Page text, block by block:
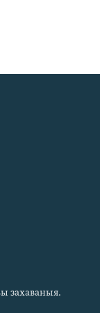
захаваныя.